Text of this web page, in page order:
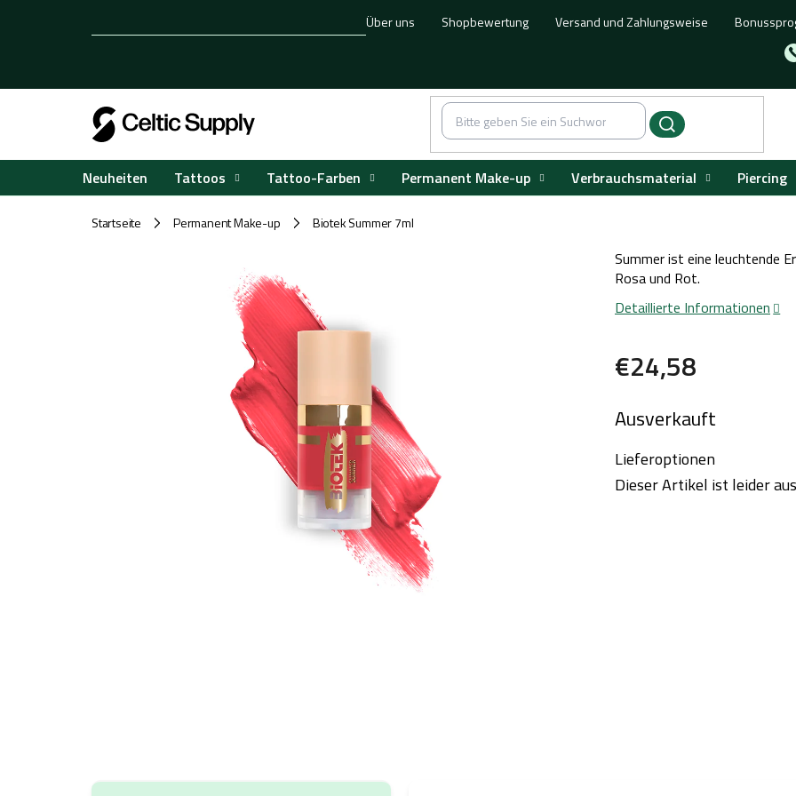
Über uns Shopbewertung Versand und Zahlungsweise
Neuheiten Tattoos Tattoo-Farben Permanent Make-up Verbrauchsmaterial Piercing
Startseite / Permanent Make-up / Biotek Summer 7ml
€24,58
Ausverkauft
Lieferoptionen
Dieser Artikel ist leider
Summer ist eine leuchtende
Rosa und Rot.
Detaillierte Informationen